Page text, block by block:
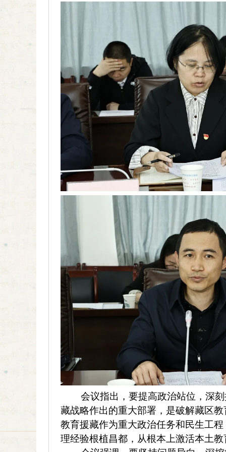
会议指出，要提高政治站位，深刻
藏战略作出的重大部署，是破解藏区
教育援藏作为重大政治任务和民生工
理经验根植昌都，从根本上激活本土